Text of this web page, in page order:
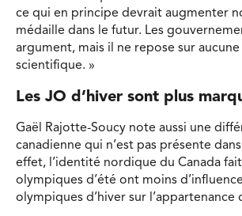
ce qui en principe devrait augmenter
médaille dans le futur. Les
argument, mais il ne repose sur
scientifique. »
Les JO d’hiver sont plus
Gaël Rajotte-Soucy note aussi une
canadienne qui n’est pas présente
effet, l’identité nordique du Canada
olympiques d’été ont moins
olympiques d’hiver sur l’appartenance